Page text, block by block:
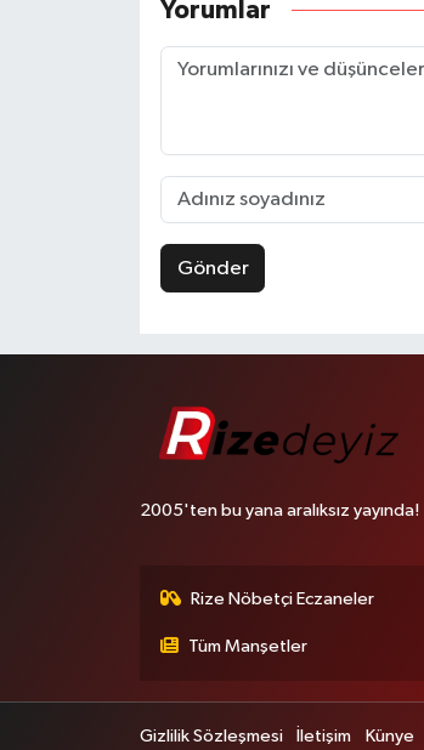
Yorumlar
Gönder
2005'ten bu yana aralıksız yayında!
Rize Nöbetçi Eczaneler
Tüm Manşetler
Gizlilik Sözleşmesi İletişim Künye